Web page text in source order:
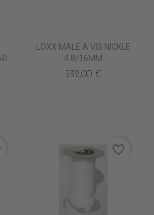
LOXX MALE A VIS NICKLE
4.8/16MM
232,00 €
favorite_border